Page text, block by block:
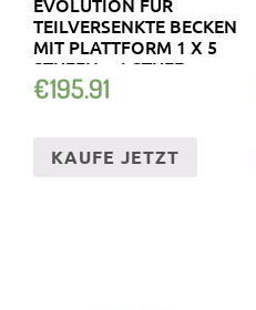
TEILVERSENKTE BECKEN
MIT PLATTFORM 1 X 5
STUFEN + 1 STUFE
€195.91
KAUFE JETZT